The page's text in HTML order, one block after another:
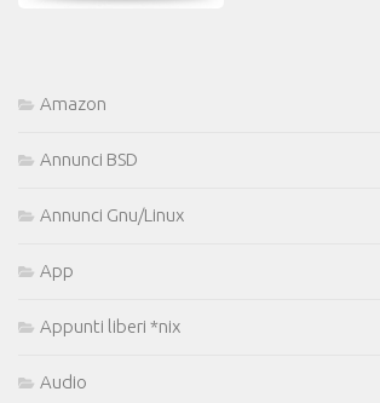
Amazon
Annunci BSD
Annunci Gnu/Linux
App
Appunti liberi *nix
Audio